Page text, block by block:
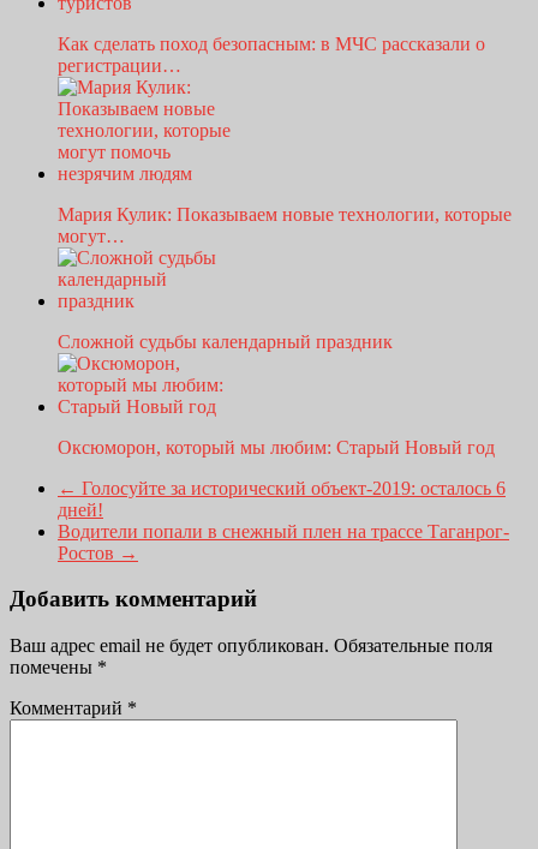
Как сделать поход безопасным: в МЧС рассказали о
регистрации…
Мария Кулик: Показываем новые технологии, которые
могут…
Сложной судьбы календарный праздник
Оксюморон, который мы любим: Старый Новый год
← Голосуйте за исторический объект-2019: осталось 6
дней!
Водители попали в снежный плен на трассе Таганрог-
Ростов →
Добавить комментарий
Ваш адрес email не будет опубликован. Обязательные поля
помечены *
Комментарий *